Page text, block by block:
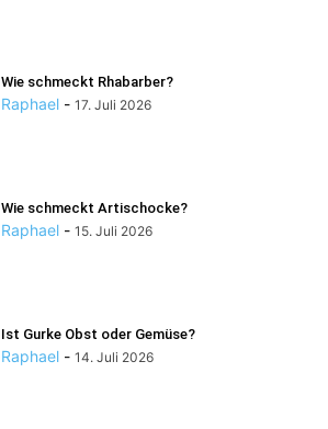
Wie schmeckt Rhabarber?
Raphael - 17. Juli 2026
Wie schmeckt Artischocke?
Raphael - 15. Juli 2026
Ist Gurke Obst oder Gemüse?
Raphael - 14. Juli 2026